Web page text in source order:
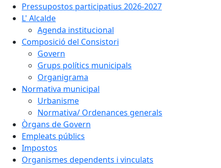
Pressupostos participatius 2026-2027
L' Alcalde
Agenda institucional
Composició del Consistori
Govern
Grups polítics municipals
Organigrama
Normativa municipal
Urbanisme
Normativa/ Ordenances generals
Òrgans de Govern
Empleats públics
Impostos
Organismes dependents i vinculats